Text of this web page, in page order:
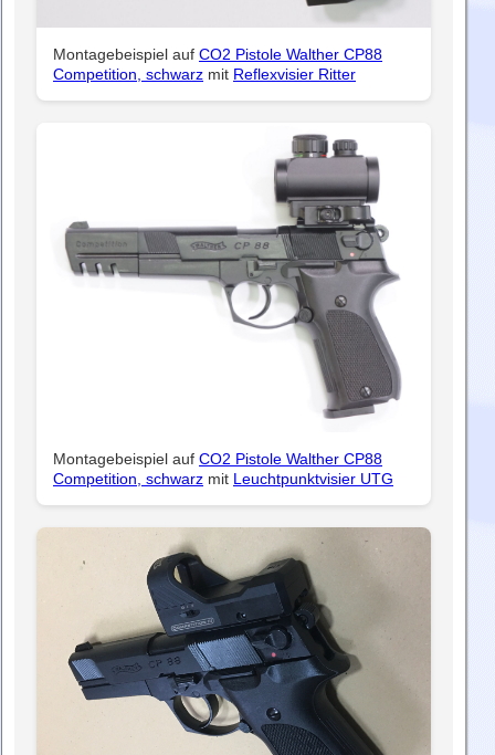
Montagebeispiel auf CO2 Pistole Walther CP88
Competition, schwarz mit Reflexvisier Ritter
Montagebeispiel auf CO2 Pistole Walther CP88
Competition, schwarz mit Leuchtpunktvisier UTG